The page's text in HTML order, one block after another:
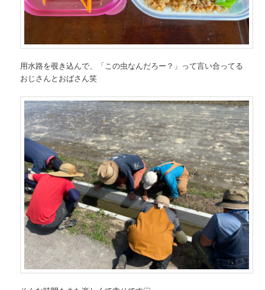
用水路を覗き込んで、「この虫なんだろー？」って言い合ってる
おじさんとおばさん笑